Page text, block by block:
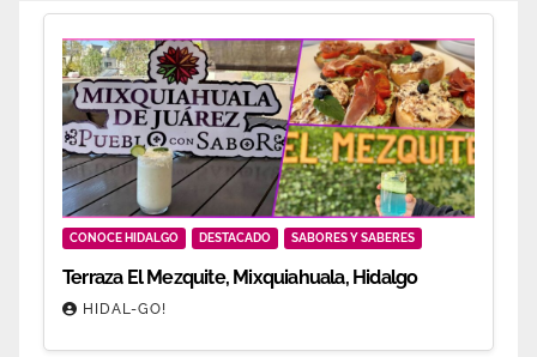
CONOCE HIDALGO DESTACADO SABORES Y SABERES
Terraza El Mezquite, Mixquiahuala, Hidalgo
HIDAL-GO!